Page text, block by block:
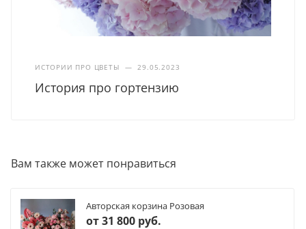
ИСТОРИИ ПРО ЦВЕТЫ — 29.05.2023
История про гортензию
Вам также может понравиться
Авторская корзина Розовая
от31 800 руб.